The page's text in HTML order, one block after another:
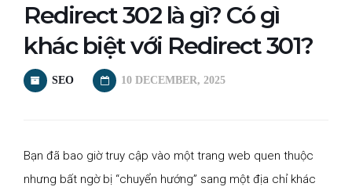
Redirect 302 là gì? Có gì
khác biệt với Redirect 301?
SEO 10 DECEMBER, 2025
Bạn đã bao giờ truy cập vào một trang web quen thuộc
nhưng bất ngờ bị “chuyển hướng” sang một địa chỉ khác